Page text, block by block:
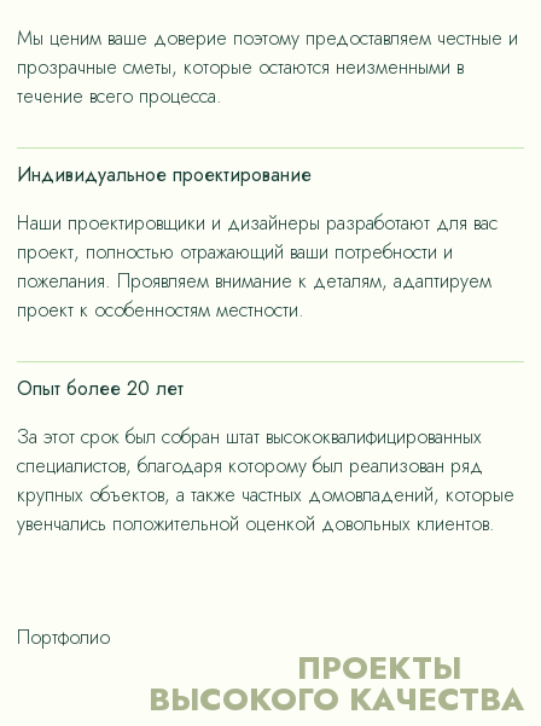
Мы ценим ваше доверие поэтому предоставляем честные и
прозрачные сметы, которые остаются неизменными в
течение всего процесса.
Индивидуальное проектирование
Наши проектировщики и дизайнеры разработают для вас
проект, полностью отражающий ваши потребности и
пожелания. Проявляем внимание к деталям, адаптируем
проект к особенностям местности.
Опыт более 20 лет
За этот срок был собран штат высококвалифицированных
специалистов, благодаря которому был реализован ряд
крупных объектов, а также частных домовладений, которые
увенчались положительной оценкой довольных клиентов.
Портфолио
ПРОЕКТЫ
ВЫСОКОГО КАЧЕСТВА